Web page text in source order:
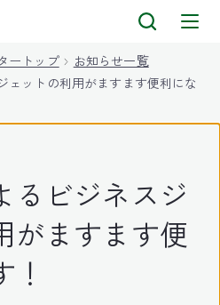
ートップ
お知らせ一覧
ェットの利用がますます便利にな
るビジネスジ
がますます便